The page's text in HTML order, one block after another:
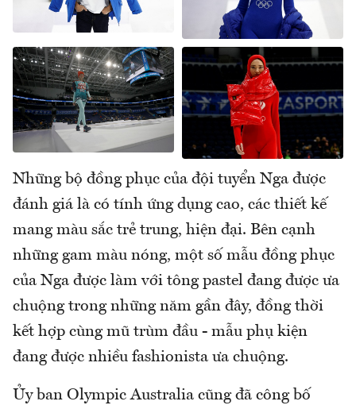
Những bộ đồng phục của đội tuyển Nga được
đánh giá là có tính ứng dụng cao, các thiết kế
mang màu sắc trẻ trung, hiện đại. Bên cạnh
những gam màu nóng, một số mẫu đồng phục
của Nga được làm với tông pastel đang được ưa
chuộng trong những năm gần đây, đồng thời
kết hợp cùng mũ trùm đầu - mẫu phụ kiện
đang được nhiều fashionista ưa chuộng.
Ủy ban Olympic Australia cũng đã công bố